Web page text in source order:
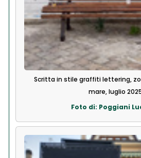
Scritta in stile graffiti lettering,
mare, luglio
Foto di: Poggiani